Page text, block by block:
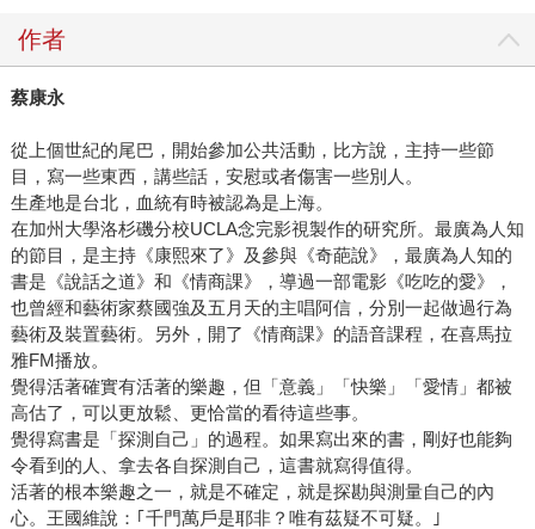
作者
蔡康永
從上個世紀的尾巴，開始參加公共活動，比方說，主持一些節
目，寫一些東西，講些話，安慰或者傷害一些別人。
生產地是台北，血統有時被認為是上海。
在加州大學洛杉磯分校UCLA念完影視製作的研究所。最廣為人知
的節目，是主持《康熙來了》及參與《奇葩說》，最廣為人知的
書是《說話之道》和《情商課》，導過一部電影《吃吃的愛》，
也曾經和藝術家蔡國強及五月天的主唱阿信，分別一起做過行為
藝術及裝置藝術。另外，開了《情商課》的語音課程，在喜馬拉
雅FM播放。
覺得活著確實有活著的樂趣，但「意義」「快樂」「愛情」都被
高估了，可以更放鬆、更恰當的看待這些事。
覺得寫書是「探測自己」的過程。如果寫出來的書，剛好也能夠
令看到的人、拿去各自探測自己，這書就寫得值得。
活著的根本樂趣之一，就是不確定，就是探勘與測量自己的內
心。王國維說：｢千門萬戶是耶非？唯有茲疑不可疑。｣